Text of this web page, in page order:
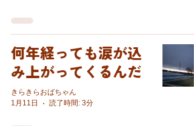
何年経っても涙が込
み上がってくるんだ
きらきらおばちゃん
1月11日
読了時間: 3分